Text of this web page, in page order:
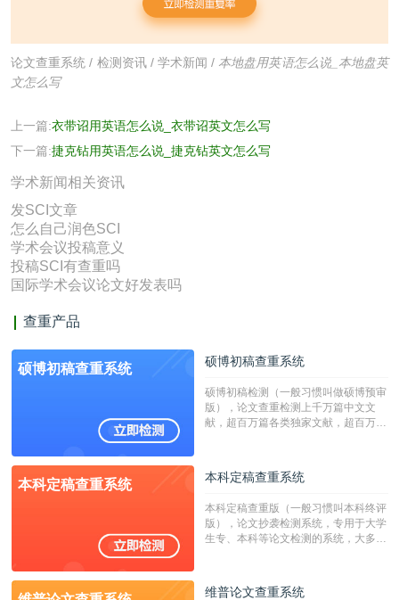
论文查重系统 / 检测资讯/ 学术新闻 / 本地盘用英语怎么说_本地盘英
文怎么写
上一篇:衣带诏用英语怎么说_衣带诏英文怎么写
下一篇:捷克钻用英语怎么说_捷克钻英文怎么写
学术新闻相关资讯
发SCI文章
怎么自己润色SCI
学术会议投稿意义
投稿SCI有查重吗
国际学术会议论文好发表吗
查重产品
硕博初稿查重系统 硕博初稿查重系统
硕博初稿检测（一般习惯叫做硕博预审
版），论文查重检测上千万篇中文文
献，超百万篇各类独家文献，超百万港
校用来检测硕博论文的系统，检测范围
广，数据来源真实，检测算法合理!本
字符数30万）
本科定稿查重系统 本科定稿查重系统
本科定稿查重版（一般习惯叫本科终评
版），论文抄袭检测系统，专用于大学
生专、本科等论文检测的系统，大多数
维普论文查重系统